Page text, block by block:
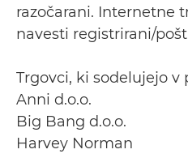
razočarani. Internetne
navesti registrirani/
Trgovci, ki sodelujejo v
Anni d.o.o.
Big Bang d.o.o.
Harvey Norman